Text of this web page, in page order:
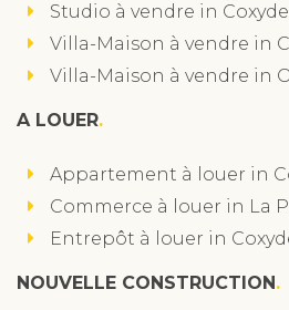
Studio à vendre in Coxyde
Villa-Maison à vendre in
Villa-Maison à vendre in
A LOUER
Appartement à louer in
Commerce à louer in La
Entrepôt à louer in
NOUVELLE CONSTRUCTION